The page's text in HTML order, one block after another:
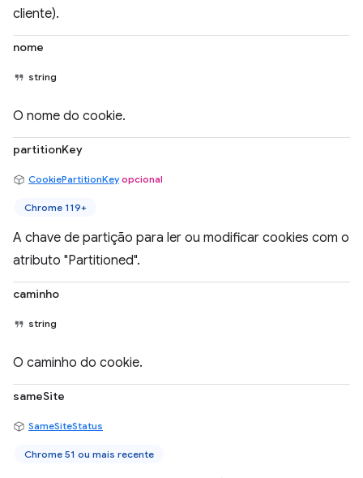
cliente).
nome
string
O nome do cookie.
partitionKey
CookiePartitionKey opcional
Chrome 119+
A chave de partição para ler ou modificar cookies com o
atributo "Partitioned".
caminho
string
O caminho do cookie.
sameSite
SameSiteStatus
Chrome 51 ou mais recente